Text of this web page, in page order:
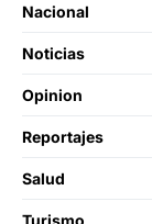
Nacional
Noticias
Opinion
Reportajes
Salud
Turismo